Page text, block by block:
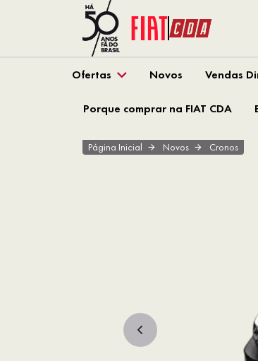
Ofertas Novos Vendas
Porque comprar na FIAT CDA
Página Inicial Novos Cronos